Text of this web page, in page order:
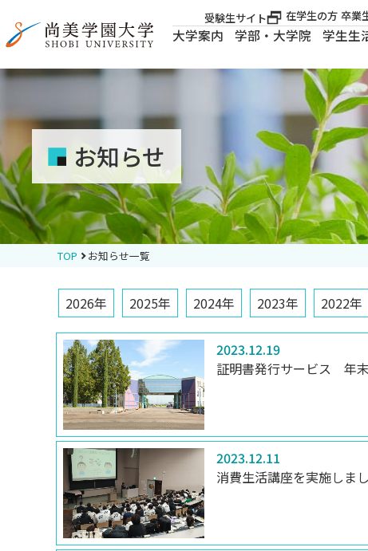
受験生サイト 在学生の方 卒業
大学案内 学部・大学院 学生生
学部・大学院
学生生活
大学案内
お知らせ
TOP お知らせ一覧
2026年 2025年 2024年 2023年 2022年
2023.12.19
証明書発行サービス 年
2023.12.11
消費生活講座を実施しま